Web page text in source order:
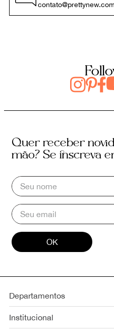
Quer receber
mão? Se inscreva
OK
Departamentos
Institucional